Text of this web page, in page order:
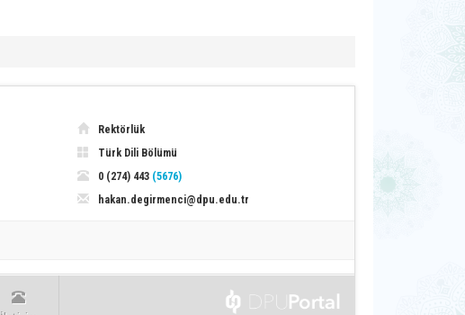
Rektörlük
Türk Dili Bölümü
0 (274) 443 (5676)
hakan.degirmenci@dpu.edu.tr